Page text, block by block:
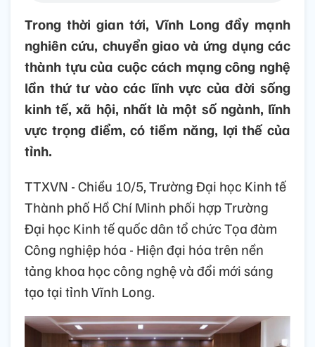
Trong thời gian tới, Vĩnh Long đẩy mạnh
nghiên cứu, chuyển giao và ứng dụng các
thành tựu của cuộc cách mạng công nghệ
lần thứ tư vào các lĩnh vực của đời sống
kinh tế, xã hội, nhất là một số ngành, lĩnh
vực trọng điểm, có tiềm năng, lợi thế của
tỉnh.
TTXVN - Chiều 10/5, Trường Đại học Kinh tế
Thành phố Hồ Chí Minh phối hợp Trường
Đại học Kinh tế quốc dân tổ chức Tọa đàm
Công nghiệp hóa - Hiện đại hóa trên nền
tảng khoa học công nghệ và đổi mới sáng
tạo tại tỉnh Vĩnh Long.